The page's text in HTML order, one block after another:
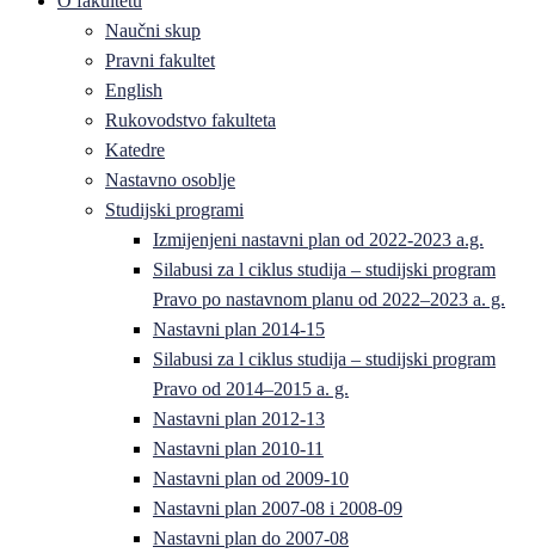
Naučni skup
Pravni fakultet
English
Rukovodstvo fakulteta
Katedre
Nastavno osoblje
Studijski programi
Izmijenjeni nastavni plan od 2022-2023 a.g.
Silabusi za l ciklus studija – studijski program
Pravo po nastavnom planu od 2022–2023 a. g.
Nastavni plan 2014-15
Silabusi za l ciklus studija – studijski program
Pravo od 2014–2015 a. g.
Nastavni plan 2012-13
Nastavni plan 2010-11
Nastavni plan od 2009-10
Nastavni plan 2007-08 i 2008-09
Nastavni plan do 2007-08